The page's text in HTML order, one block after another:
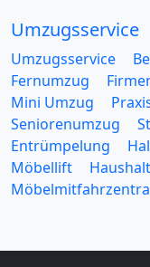
Umzugsservice
Umzugsservice
Fernumzug
Mini Umzug
Seniorenumzug
Entrümpelung
Möbellift